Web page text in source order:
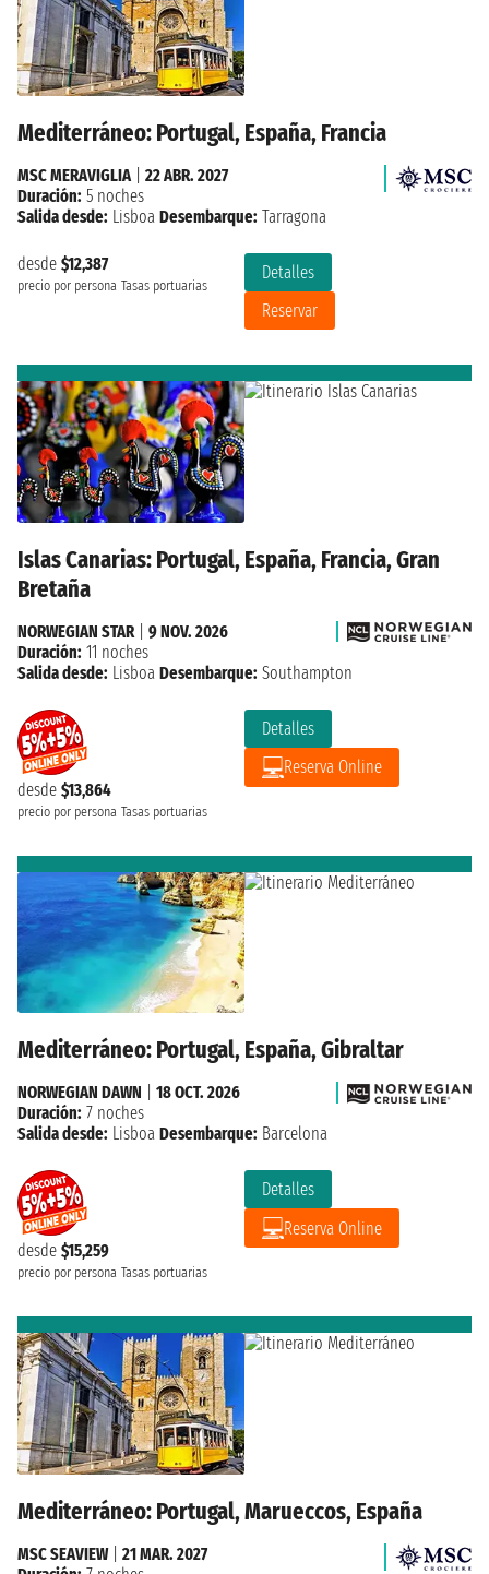
Mediterráneo: Portugal, España, Francia
desde $12,387
precio por persona Tasas portuarias
Detalles
Reservar
MSC MERAVIGLIA| 22 ABR. 2027
Duración: 5 noches
Salida desde: Lisboa Desembarque: Tarragona
Islas Canarias: Portugal, España, Francia, Gran
Bretaña
desde $13,864
precio por persona Tasas portuarias
Detalles
Reserva Online
NORWEGIAN STAR
9 NOV. 2026
Duración: 11 noches
Salida desde: Lisboa Desembarque: Southampton
Mediterráneo: Portugal, España, Gibraltar
desde $15,259
precio por persona Tasas portuarias
Detalles
Reserva Online
NORWEGIAN DAWN
18 OCT. 2026
Duración: 7 noches
Salida desde: Lisboa Desembarque: Barcelona
Mediterráneo: Portugal, Marueccos, España
MSC SEAVIEW| 21 MAR. 2027